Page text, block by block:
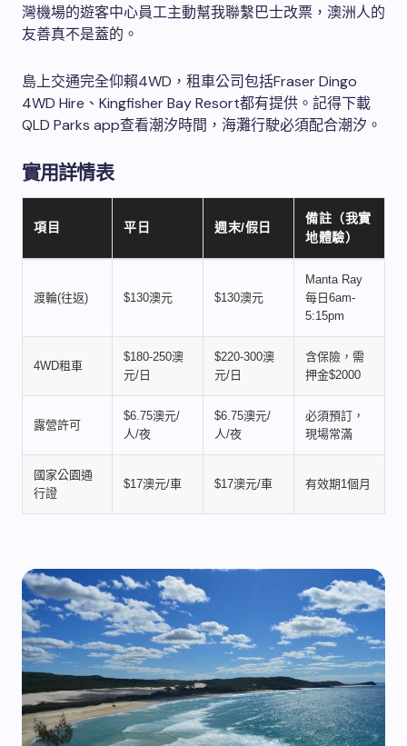
灣機場的遊客中心員工主動幫我聯繫巴士改票，澳洲人的
友善真不是蓋的。
島上交通完全仰賴4WD，租車公司包括Fraser Dingo
4WD Hire、Kingfisher Bay Resort都有提供。記得下載
QLD Parks app查看潮汐時間，海灘行駛必須配合潮汐。
實用詳情表
項目 平日 週末/假日
備註（我實
地體驗）
渡輪(往返) $130澳元 $130澳元
Manta Ray
每日6am-
5:15pm
4WD租車
$180-250澳
元/日
$220-300澳
元/日
含保險，需
押金$2000
露營許可
$6.75澳元/
人/夜
$6.75澳元/
人/夜
必須預訂，
現場常滿
國家公園通
行證
$17澳元/車 $17澳元/車 有效期1個月